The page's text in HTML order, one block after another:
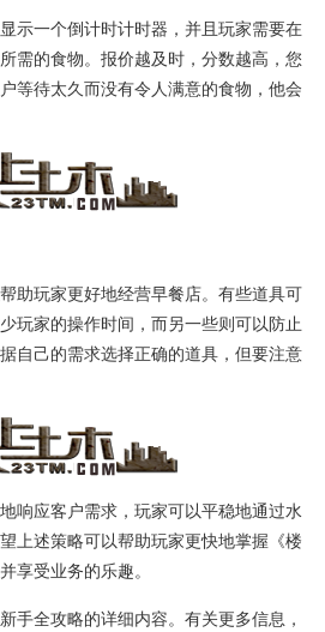
示一个倒计时计时器，并且玩家需要在
需的食物。报价越及时，分数越高，您
等待太久而没有令人满意的食物，他会
助玩家更好地经营早餐店。有些道具可
玩家的操作时间，而另一些则可以防止
自己的需求选择正确的道具，但要注意
响应客户需求，玩家可以平稳地通过水
上述策略可以帮助玩家更快地掌握《楼
享受业务的乐趣。
手全攻略的详细内容。有关更多信息，